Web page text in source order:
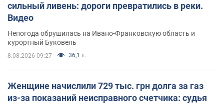
сильный ливень: дороги превратились в реки.
Видео
Непогода обрушилась на Ивано-Франковскую область и
курортный Буковель
8.08.2026 09:27 36,1 т.
Женщине начислили 729 тыс. грн долга за газ
из-за показаний неисправного счетчика: судья